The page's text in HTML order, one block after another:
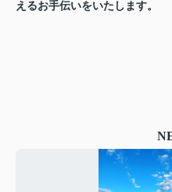
えるお手伝いをいたします。